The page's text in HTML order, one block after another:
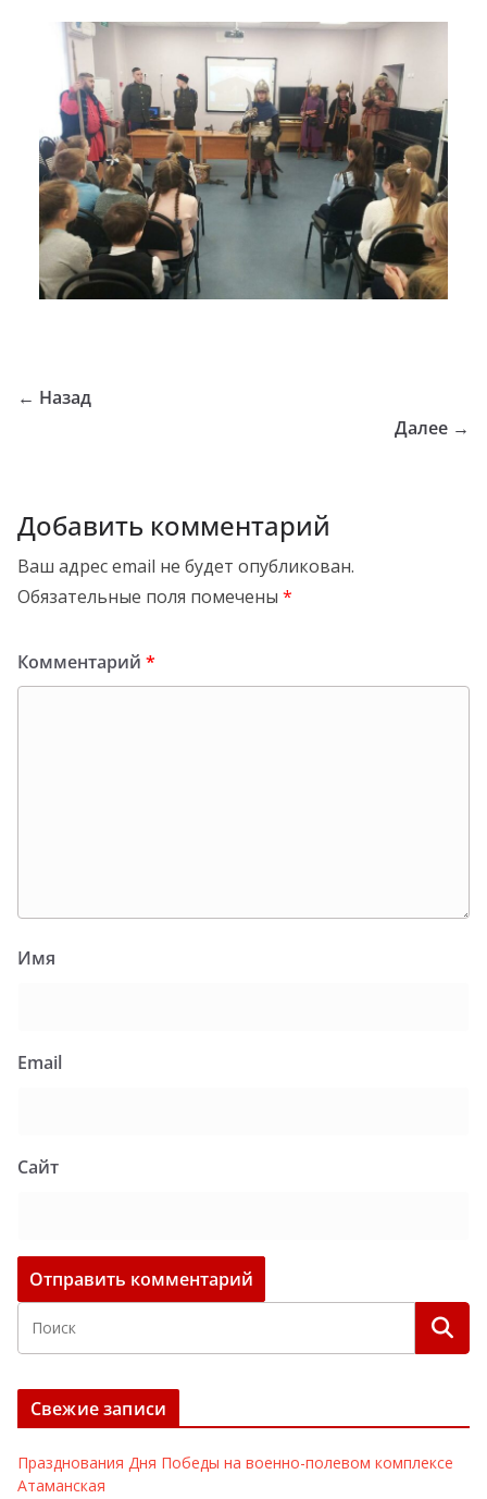
← Назад
Далее →
Добавить комментарий
Ваш адрес email не будет опубликован.
Обязательные поля помечены *
Комментарий *
Имя
Email
Сайт
Свежие записи
Празднования Дня Победы на военно-полевом комплексе
Атаманская